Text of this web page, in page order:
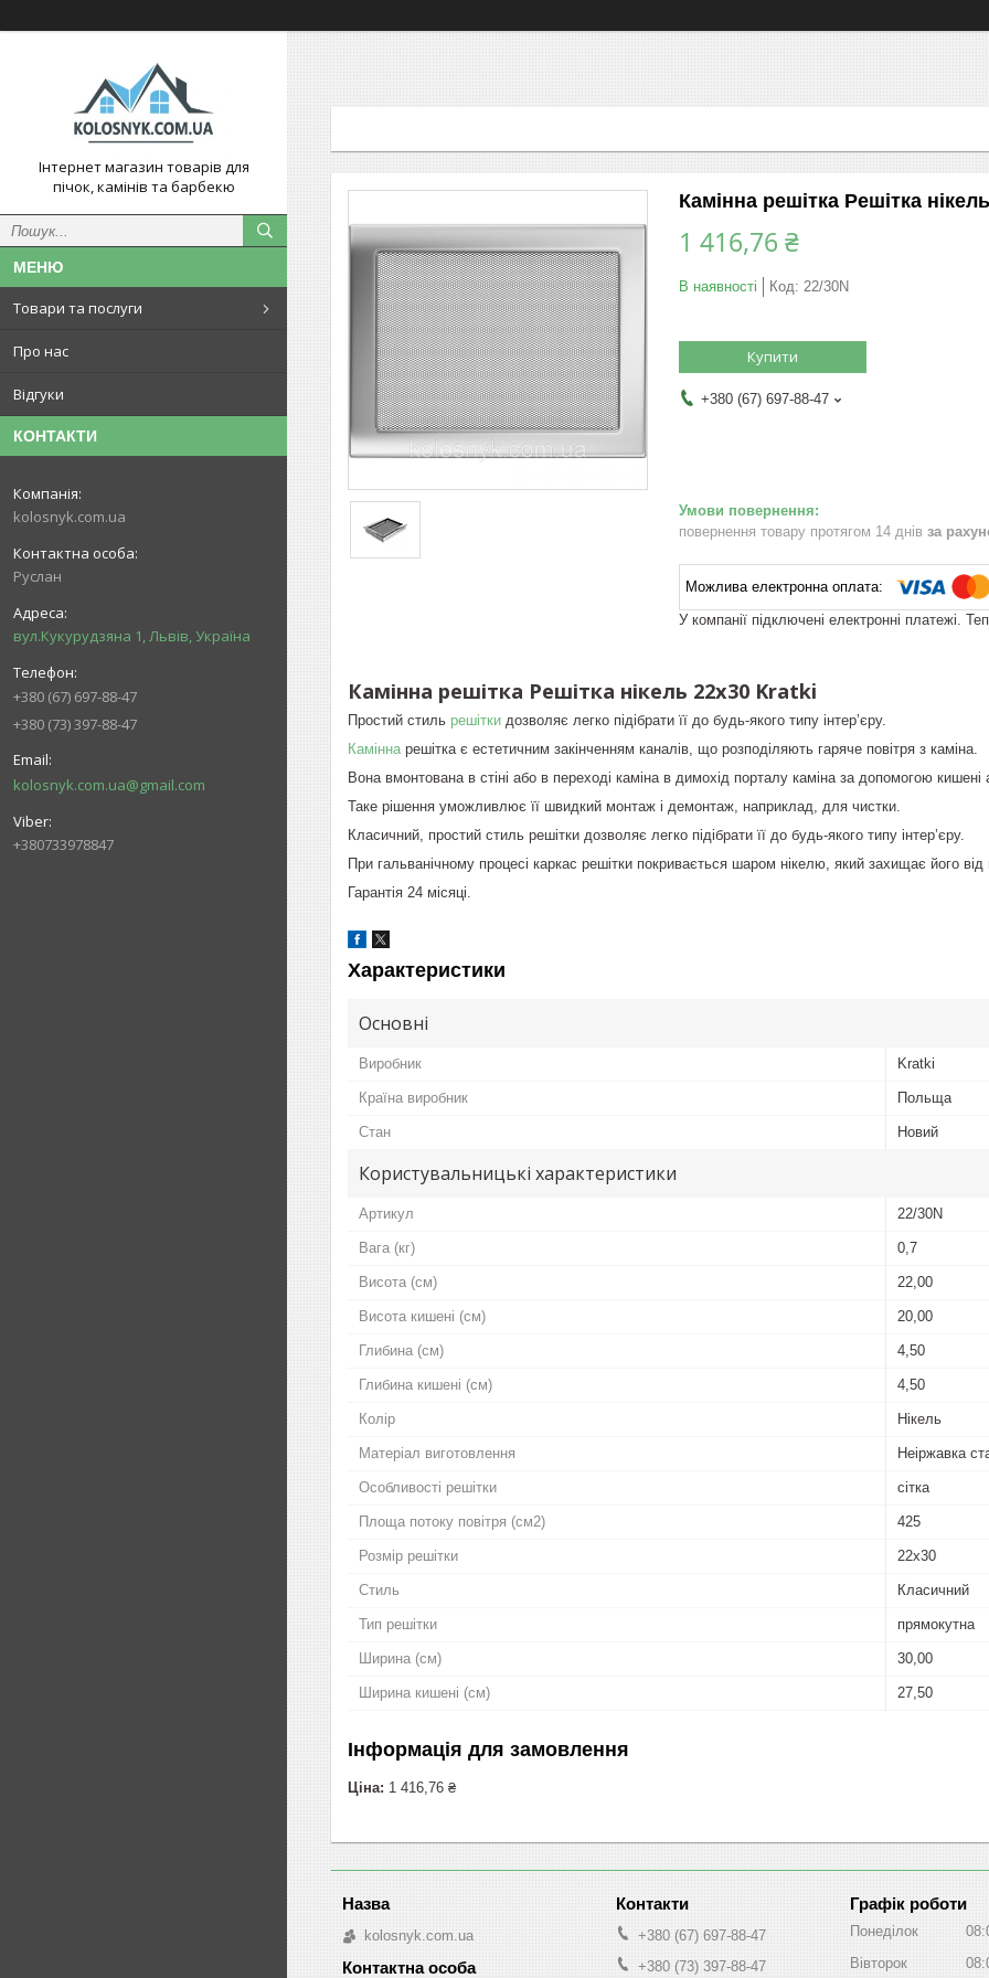
Інтернет магазин товарів для
пічок, камінів та барбекю
Товари та послуги
Про нас
Відгуки
КОНТАКТИ
kolosnyk.com.ua
Руслан
вул.Кукурудзяна 1, Львів, Україна
+380 (67) 697-88-47
+380 (73) 397-88-47
kolosnyk.com.ua@gmail.com
+380733978847
Камінна решітка Решітка
1 416,76 ₴
В наявності Код: 22/30N
Купити
+380 (67) 697-88-47
повернення товару протягом 14 днів за
У компанії підключені електронні платежі.
Камінна решітка Решітка нікель 22x30 Kratki
Простий стиль решітки дозволяє легко підібрати її до будь-якого типу інтер’єру.
Камінна решітка є естетичним закінченням каналів, що розподіляють гаряче повітря з каміна.
Вона вмонтована в стіні або в переході каміна в димохід порталу каміна за допомогою кишені
Таке рішення уможливлює її швидкий монтаж і демонтаж, наприклад, для чистки.
Класичний, простий стиль решітки дозволяє легко підібрати її до будь-якого типу інтер’єру.
При гальванічному процесі каркас решітки покривається шаром нікелю, який захищає його
Гарантія 24 місяці.
Характеристики
Основні
Виробник Kratki
Країна виробник Польща
Стан Новий
Користувальницькі характеристики
Артикул 22/30N
Вага (кг) 0,7
Висота (см) 22,00
Висота кишені (см) 20,00
Глибина (см) 4,50
Глибина кишені (см) 4,50
Колір Нікель
Матеріал виготовлення Неіржавка
Особливості решітки сітка
Площа потоку повітря (см2) 425
Розмір решітки 22x30
Стиль Класичний
Тип решітки прямокутна
Ширина (см) 30,00
Ширина кишені (см) 27,50
Інформація для замовлення
Ціна: 1 416,76 ₴
kolosnyk.com.ua
+380 (67) 697-88-47
+380 (73) 397-88-47
Графік роботи
Понеділок
Вівторок